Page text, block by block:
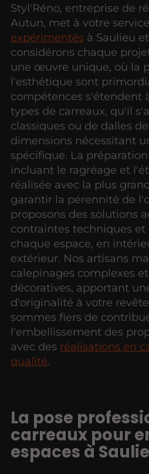
Styl'Réno, entreprise de
Autun, met à votre
expérimentés à Saulieu
considérons chaque
une œuvre unique, où la
l'esthétique sont
compétences s'étendent
types de carreaux, qu'il
classiques ou de dalles
dimensions nécessitant
spécifique. La
incluant le ragréage et
réalisée avec la plus
garantir la pérennité de
proposons des solutions
contraintes techniques
chaque espace, en
extérieur. Nos artisans
calepinages complexes
décoratives, apportant
d'originalité à votre
sommes fiers de
l'embellissement des
avec des réalisations en
qualité.
La pose
carreaux pour
espaces à